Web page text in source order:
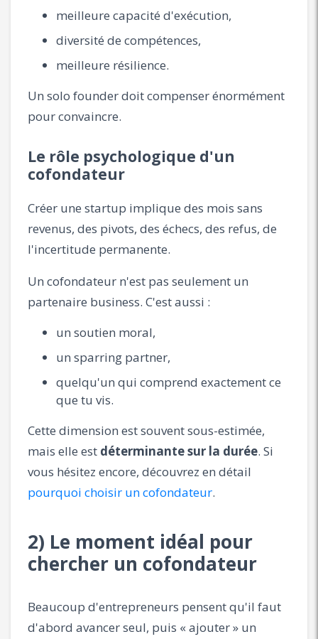
meilleure capacité d'exécution,
diversité de compétences,
meilleure résilience.
Un solo founder doit compenser énormément
pour convaincre.
Le rôle psychologique d'un
cofondateur
Créer une startup implique des mois sans
revenus, des pivots, des échecs, des refus, de
l'incertitude permanente.
Un cofondateur n'est pas seulement un
partenaire business. C'est aussi :
un soutien moral,
un sparring partner,
quelqu'un qui comprend exactement ce
que tu vis.
Cette dimension est souvent sous-estimée,
mais elle est déterminante sur la durée. Si
vous hésitez encore, découvrez en détail
pourquoi choisir un cofondateur.
2) Le moment idéal pour
chercher un cofondateur
Beaucoup d'entrepreneurs pensent qu'il faut
d'abord avancer seul, puis « ajouter » un